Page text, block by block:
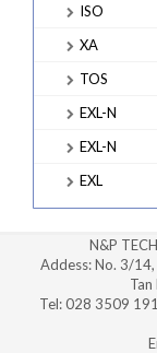
ISO
XA
TOS
EXL-N
EXL-N
EXL
N&P
Addess: No. 3/
Tel: 028 3509